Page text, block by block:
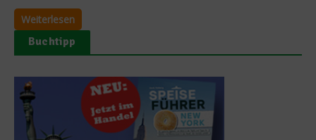
Weiterlesen
Buchtipp